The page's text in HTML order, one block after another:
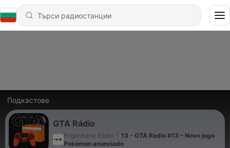
Подкастове
GTA Rádio
Engenharia Rádio
13 - GTA Radio #13 – Novo jogo
Pokémon anunciado